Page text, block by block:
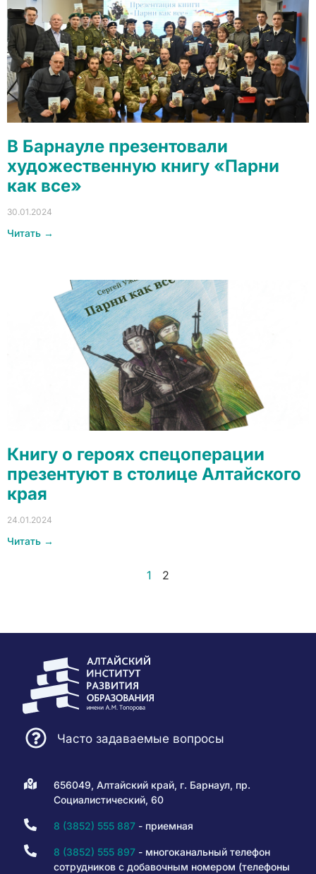
В Барнауле презентовали
художественную книгу «Парни
как все»
30.01.2024
Читать →
Книгу о героях спецоперации
презентуют в столице Алтайского
края
24.01.2024
Читать →
1 2
Часто задаваемые вопросы
656049, Алтайский край, г. Барнаул, пр.
Социалистический, 60
8 (3852) 555 887- приемная
8 (3852) 555 897- многоканальный телефон
сотрудников с добавочным номером (телефоны